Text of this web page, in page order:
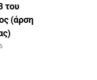
του
(άρση